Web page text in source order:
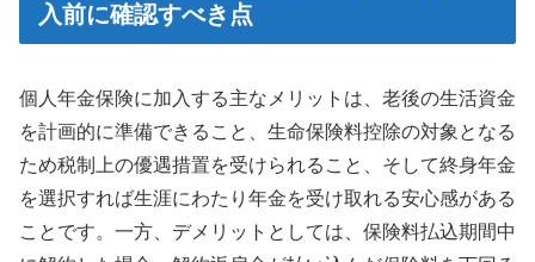
入前に確認すべき点
個人年金保険に加入する主なメリットは、老後の生活資金
を計画的に準備できること、生命保険料控除の対象となる
ため税制上の優遇措置を受けられること、そして終身年金
を選択すれば生涯にわたり年金を受け取れる安心感がある
ことです。一方、デメリットとしては、保険料払込期間中